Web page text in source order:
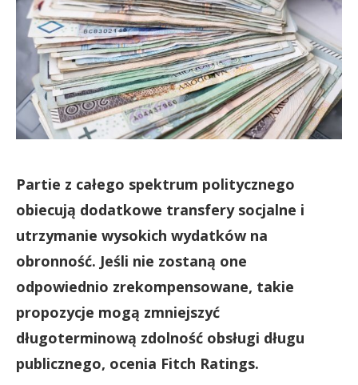
Partie z całego spektrum politycznego
obiecują dodatkowe transfery socjalne i
utrzymanie wysokich wydatków na
obronność. Jeśli nie zostaną one
odpowiednio zrekompensowane, takie
propozycje mogą zmniejszyć
długoterminową zdolność obsługi długu
publicznego, ocenia Fitch Ratings.